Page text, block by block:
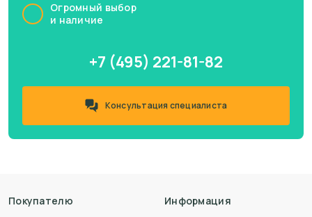
Огромный выбор
и наличие
+7 (495) 221-81-82
Консультация специалиста
Покупателю
Информация